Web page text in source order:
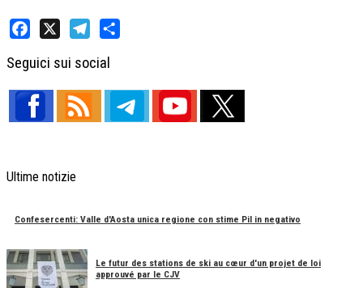
Seguici sui social
Ultime notizie
Confesercenti: Valle d'Aosta unica regione con stime Pil in negativo
Le futur des stations de ski au cœur d'un projet de loi
approuvé par le CJV